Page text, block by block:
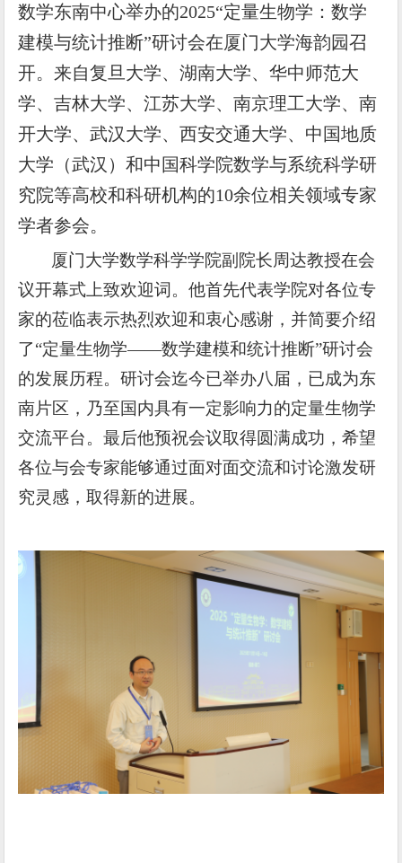
数学东南中心举办的2025“定量生物学：数学
建模与统计推断”研讨会在厦门大学海韵园召
开。来自复旦大学、湖南大学、华中师范大
学、吉林大学、江苏大学、南京理工大学、南
开大学、武汉大学、西安交通大学、中国地质
大学（武汉）和中国科学院数学与系统科学研
究院等高校和科研机构的10余位相关领域专家
学者参会。
厦门大学数学科学学院副院长周达教授在会
议开幕式上致欢迎词。他首先代表学院对各位专
家的莅临表示热烈欢迎和衷心感谢，并简要介绍
了“定量生物学——数学建模和统计推断”研讨会
的发展历程。研讨会迄今已举办八届，已成为东
南片区，乃至国内具有一定影响力的定量生物学
交流平台。最后他预祝会议取得圆满成功，希望
各位与会专家能够通过面对面交流和讨论激发研
究灵感，取得新的进展。